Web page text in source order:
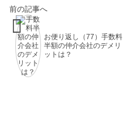
お便り返し（77）手数料
半額の仲介会社のデメリ
ットは？